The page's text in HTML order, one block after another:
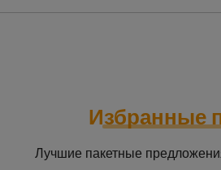
Избранные
Лучшие пакетные